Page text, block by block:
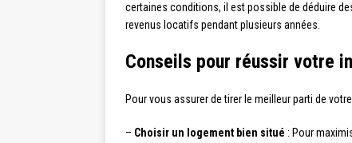
certaines conditions, il est possible de déduire
revenus locatifs pendant plusieurs années.
Conseils pour réussir votre
Pour vous assurer de tirer le meilleur parti de
– Choisir un logement bien situé : Pour